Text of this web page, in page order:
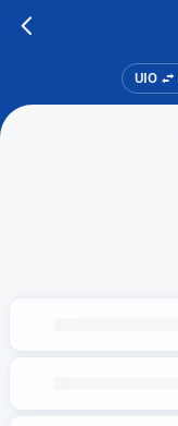
UIO